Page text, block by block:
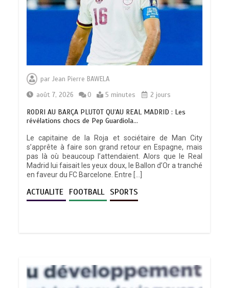
parJean Pierre BAWELA
août 7, 2026
0 5 minutes 2 jours
RODRI AU BARÇA PLUTOT QU’AU REAL MADRID : Les
révélations chocs de Pep Guardiola…
Le capitaine de la Roja et sociétaire de Man City
s’apprête à faire son grand retour en Espagne, mais
pas là où beaucoup l’attendaient. Alors que le Real
Madrid lui faisait les yeux doux, le Ballon d’Or a tranché
en faveur du FC Barcelone. Entre […]
ACTUALITE FOOTBALL SPORTS